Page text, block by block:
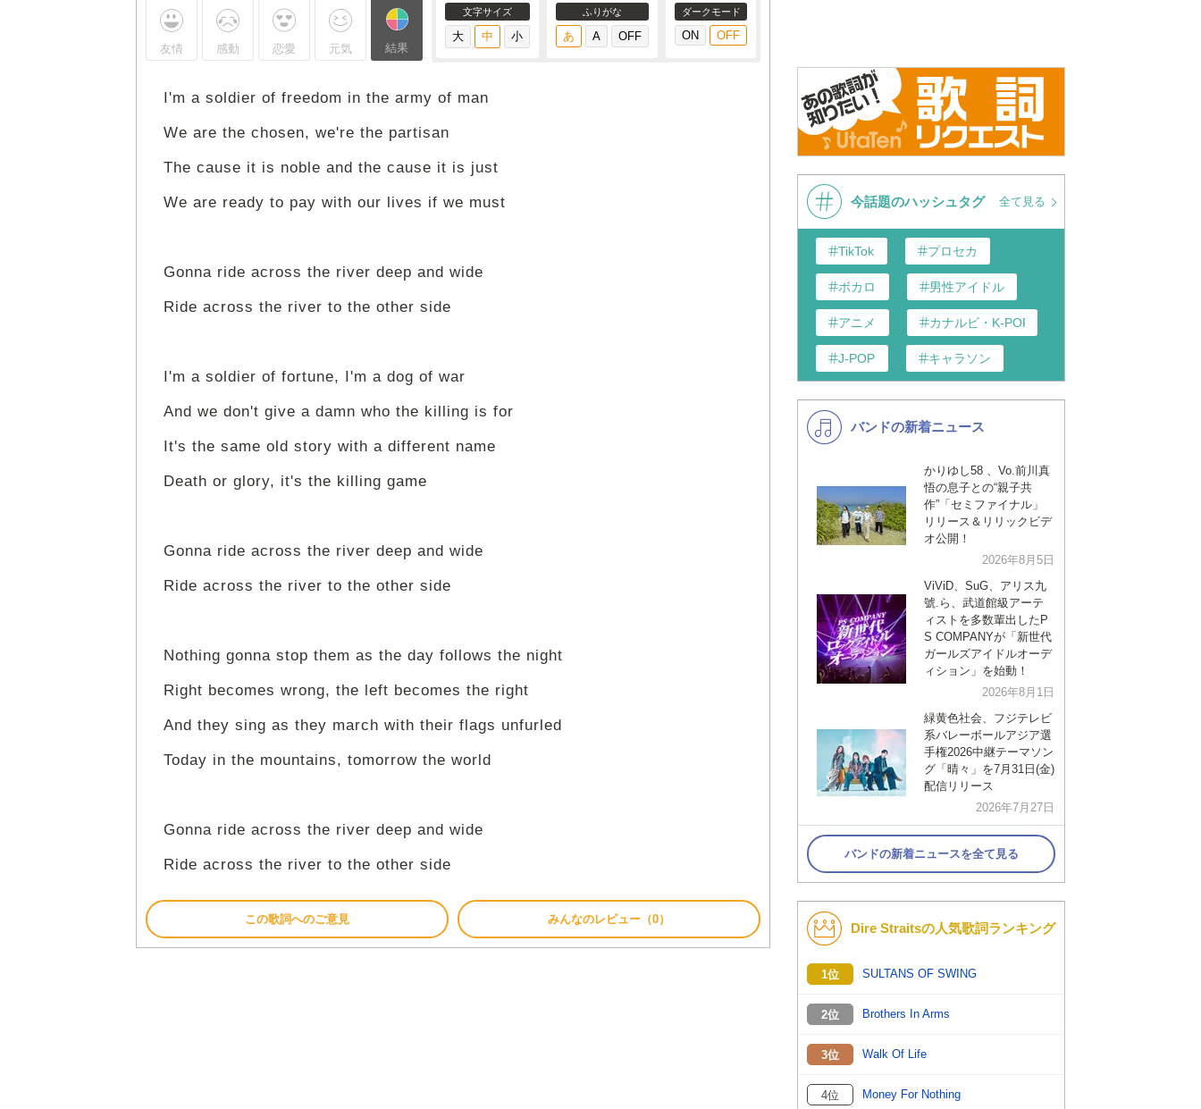
友情 感動 恋愛 元気 結果
文字サイズ ふりがな ダークモード
I'm a soldier of freedom in the army of man
We are the chosen, we're the partisan
The cause it is noble and the cause it is just
We are ready to pay with our lives if we must
Gonna ride across the river deep and wide
Ride across the river to the other side
I'm a soldier of fortune, I'm a dog of war
And we don't give a damn who the killing is for
It's the same old story with a different name
Death or glory, it's the killing game
Gonna ride across the river deep and wide
Ride across the river to the other side
Nothing gonna stop them as the day follows the night
Right becomes wrong, the left becomes the right
And they sing as they march with their flags unfurled
Today in the mountains, tomorrow the world
Gonna ride across the river deep and wide
Ride across the river to the other side
この歌詞へのご意見 みんなのレビュー（0）
今話題のハッシュタグ 全て見る
TikTok プロセカ
ボカロ 男性アイドル
アニメ カナルビ・K-POP和訳
J-POP キャラソン
K-POP バンド
洋楽
VTuber ディズニー
バンドの新着ニュース
かりゆし58 、Vo.前川真
悟の息子との“親子共
作”「セミファイナル」
リリース＆リリックビデ
オ公開！
2026年8月5日
ViViD、SuG、アリス九
號.ら、武道館級アーテ
ィストを多数輩出したP
S COMPANYが「新世代
ガールズアイドルオーデ
ィション」を始動！
2026年8月1日
緑黄色社会、フジテレビ
系バレーボールアジア選
手権2026中継テーマソン
グ「晴々」を7月31日(金)
配信リリース
2026年7月27日
バンドの新着ニュースを全て見る
Dire Straitsの人気歌詞ランキング
1位 SULTANS OF SWING
2位 Brothers In Arms
3位 Walk Of Life
4位 Money For Nothing